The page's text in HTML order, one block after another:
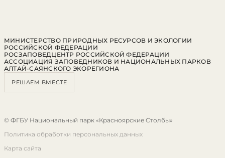
МИНИСТЕРСТВО ПРИРОДНЫХ РЕСУРСОВ И ЭКОЛОГИИ
РОССИЙСКОЙ ФЕДЕРАЦИИ
РОСЗАПОВЕДЦЕНТР РОССИЙСКОЙ ФЕДЕРАЦИИ
АССОЦИАЦИЯ ЗАПОВЕДНИКОВ И НАЦИОНАЛЬНЫХ ПАРКОВ
АЛТАЙ-САЯНСКОГО ЭКОРЕГИОНА
РЕШАЕМ ВМЕСТЕ
© ФГБУ Национальный парк «Красноярские Столбы»
Политика обработки персональных данных
Карта сайта